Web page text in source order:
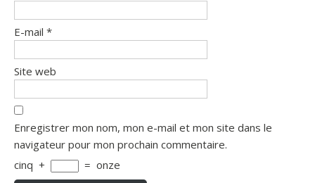
E-mail *
Site web
Enregistrer mon nom, mon e-mail et mon site dans le
navigateur pour mon prochain commentaire.
cinq + = onze